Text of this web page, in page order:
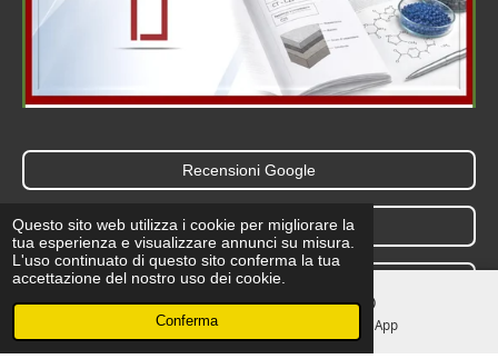
Questo sito web utilizza i cookie per migliorare la
tua esperienza e visualizzare annunci su misura.
L'uso continuato di questo sito conferma la tua
accettazione del nostro uso dei cookie.
Conferma
Recensioni Google
Contatti
Scrivimi
F
I
L
W
WhatsApp